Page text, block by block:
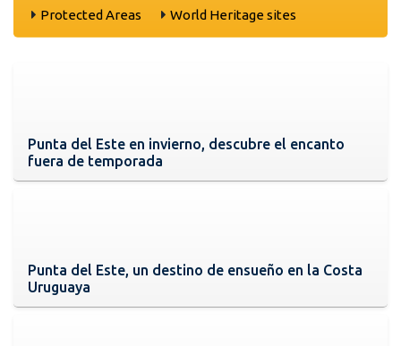
Protected Areas
World Heritage sites
Punta del Este en invierno, descubre el encanto
fuera de temporada
Punta del Este, un destino de ensueño en la Costa
Uruguaya